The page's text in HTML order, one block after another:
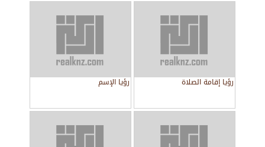
رؤيا إقامة الصلاة رؤيا الإسم